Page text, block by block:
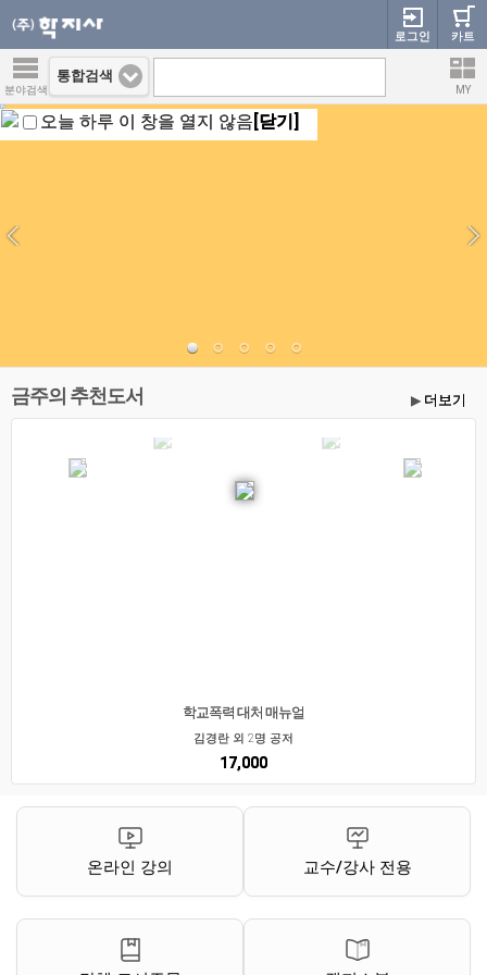
오늘 하루 이 창을 열지 않음 [닫기]
카트
로그인
분야검색 MY
통합검색
금주의 추천도서 ▶ 더보기
학교폭력 대처 매뉴얼
김경란 외 2명 공저
17,000
온라인 강의 교수/강사 전용